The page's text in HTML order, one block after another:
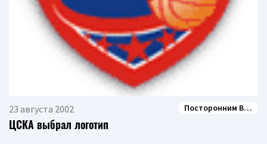
23 августа 2002 Посторонним В…
ЦСКА выбрал логотип